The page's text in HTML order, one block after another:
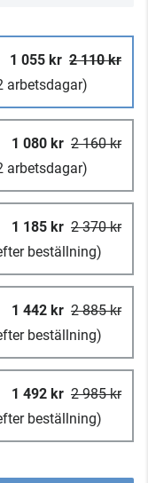
1 055 kr 2 110 kr
arbetsdagar)
1 080 kr 2 160 kr
arbetsdagar)
1 185 kr 2 370 kr
beställning)
1 442 kr 2 885 kr
beställning)
1 492 kr 2 985 kr
beställning)